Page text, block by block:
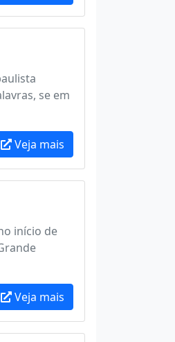
se em
Veja mais
início de
Veja mais